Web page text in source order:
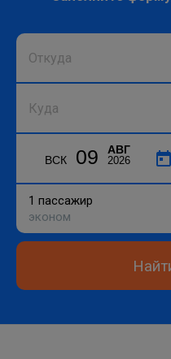
ВСК 09 АВГ
2026
1 пассажир
эконом